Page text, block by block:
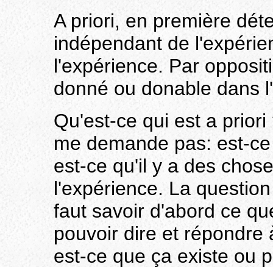
A priori, en première
indépendant de
l'expérience. Par
donné ou donable dans
Qu'est-ce qui est a
me demande pas: est-
est-ce qu'il y a des
l'expérience. La
faut savoir d'abord ce
pouvoir dire et répondre
est-ce que ça existe ou